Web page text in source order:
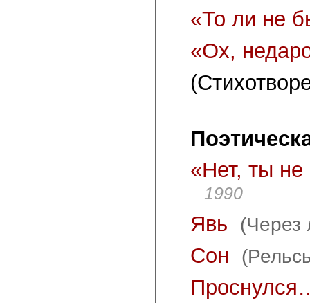
«То ли не
«Ох,
«Нет, ты
1990
Явь (Через
Сон